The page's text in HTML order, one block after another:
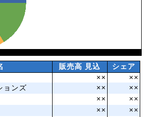
販売高 見込
シェア
××
××
ョンズ
××
××
××
××
××
××